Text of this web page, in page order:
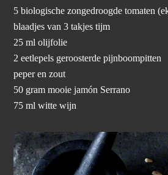
5 biologische zongedroogde tomaten
blaadjes van 3 takjes tijm
25 ml olijfolie
2 eetlepels geroosterde pijnboompitten
peper en zout
50 gram mooie jamón Serrano
75 ml witte wijn